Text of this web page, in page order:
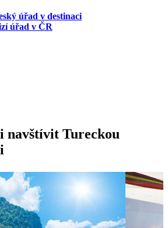
úřad v destinaci
úřad v ČR
navštívit Tureckou